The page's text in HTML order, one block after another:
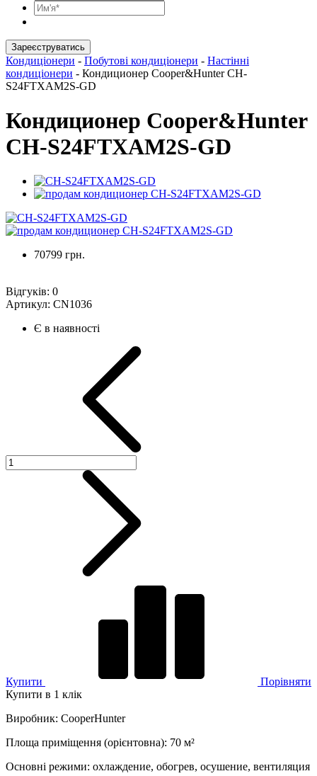
Зареєструватись
Кондиціонери - Побутові кондиціонери - Настінні
кондиціонери - Кондиционер Cooper&Hunter CH-
S24FTXAM2S-GD
Кондиционер Cooper&Hunter
CH-S24FTXAM2S-GD
70799 грн.
Відгуків: 0
Артикул: CN1036
Є в наявності
Купити
Порівняти
Купити в 1 клік
Виробник: CooperHunter
Площа приміщення (орієнтовна): 70 м²
Основні режими: охлаждение, обогрев, осушение, вентиляция